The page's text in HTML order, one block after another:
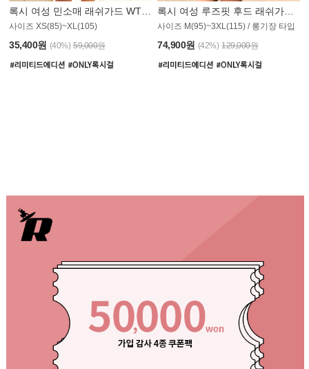
사이즈 XS(85)~XL(105)
35,400원 (40%) 59,000원
사이즈 M(95)~3XL(115) / 롱기장 타입
74,900원 (42%) 129,000원